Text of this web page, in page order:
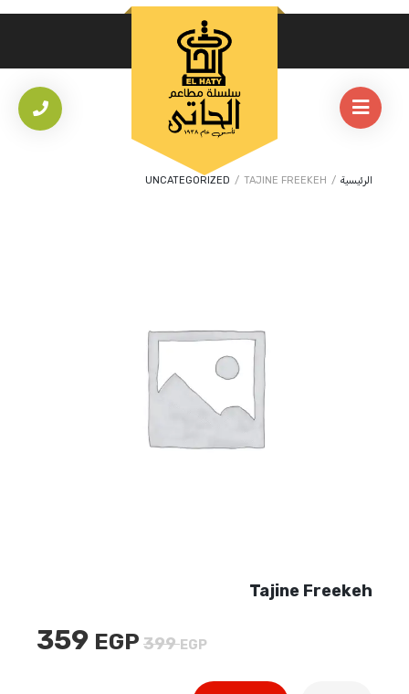
الرئيسية /
UNCATEGORIZED / TAJINE FREEKEH
Tajine Freekeh
399EGP
السعر
359 EGP